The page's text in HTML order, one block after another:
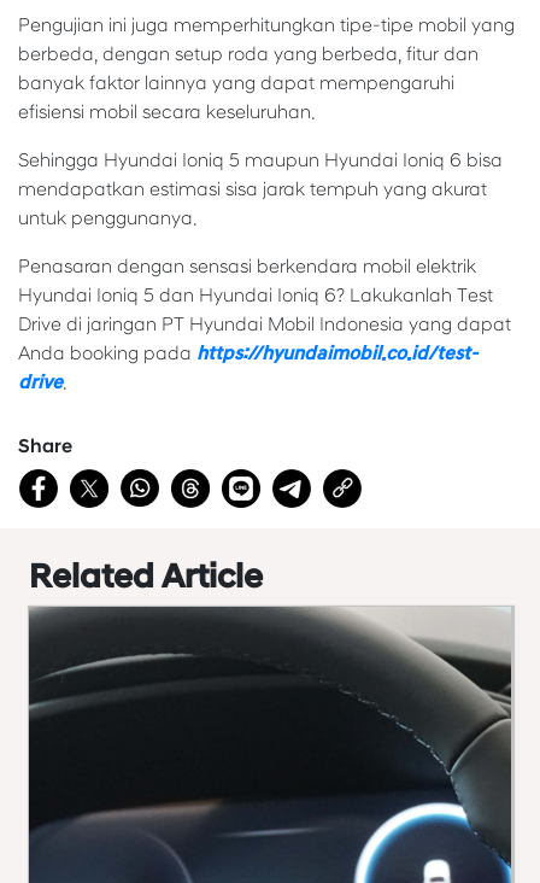
Pengujian ini juga memperhitungkan tipe-tipe mobil yang
berbeda, dengan setup roda yang berbeda, fitur dan
banyak faktor lainnya yang dapat mempengaruhi
efisiensi mobil secara keseluruhan.
Sehingga Hyundai Ioniq 5 maupun Hyundai Ioniq 6 bisa
mendapatkan estimasi sisa jarak tempuh yang akurat
untuk penggunanya.
Penasaran dengan sensasi berkendara mobil elektrik
Hyundai Ioniq 5 dan Hyundai Ioniq 6? Lakukanlah Test
Drive di jaringan PT Hyundai Mobil Indonesia yang dapat
Anda booking pada https://hyundaimobil.co.id/test-
drive.
Share
Related Article